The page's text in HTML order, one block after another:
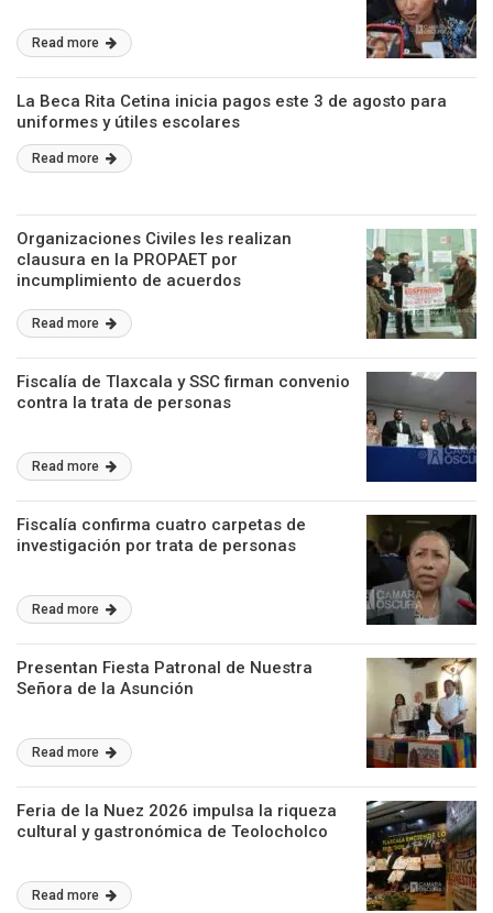
Read more
La Beca Rita Cetina inicia pagos este 3 de agosto para
uniformes y útiles escolares
Read more
Organizaciones Civiles les realizan
clausura en la PROPAET por
incumplimiento de acuerdos
Read more
Fiscalía de Tlaxcala y SSC firman convenio
contra la trata de personas
Read more
Fiscalía confirma cuatro carpetas de
investigación por trata de personas
Read more
Presentan Fiesta Patronal de Nuestra
Señora de la Asunción
Read more
Feria de la Nuez 2026 impulsa la riqueza
cultural y gastronómica de Teolocholco
Read more